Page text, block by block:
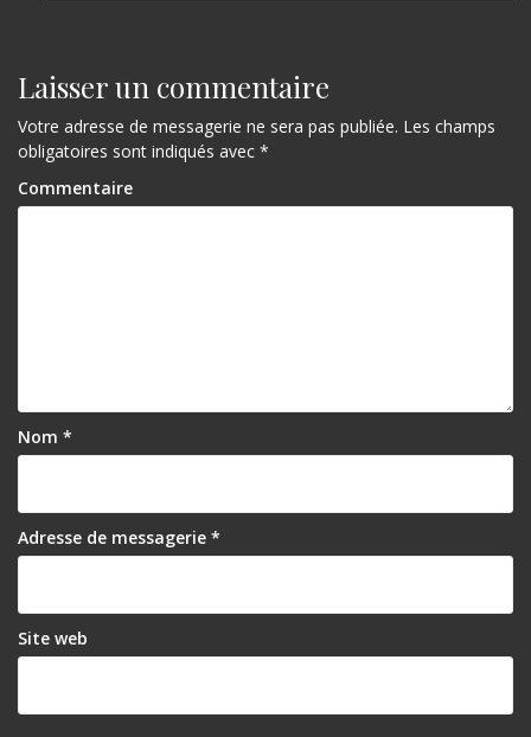
Laisser un commentaire
Votre adresse de messagerie ne sera pas publiée. Les champs
obligatoires sont indiqués avec *
Commentaire
Nom *
Adresse de messagerie *
Site web